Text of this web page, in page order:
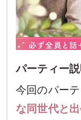
パーティー説
今回のパーテ
な同世代と